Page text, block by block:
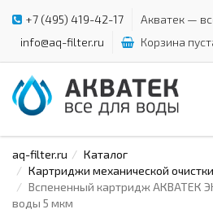
+7 (495) 419-42-17
Акватек —
info@aq-filter.ru
Корзина
aq-filter.ru
Каталог
Картриджи механической
Вспененный картридж АКВАТЕК
воды 5 мкм